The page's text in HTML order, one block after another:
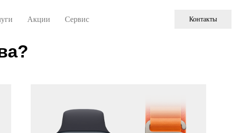
Акции Сервис Контакты